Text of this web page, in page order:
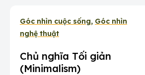
Góc nhìn cuộc sống, Góc nhìn
nghệ thuật
Chủ nghĩa Tối giản
(Minimalism)